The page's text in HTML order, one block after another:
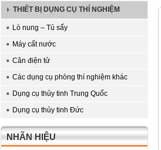
THIẾT BỊ DỤNG CỤ THÍ NGHIỆM
Lò nung – Tủ sấy
Máy cất nước
Cân điện tử
Các dụng cụ phòng thí nghiệm khác
Dụng cụ thủy tinh Trung Quốc
Dụng cụ thủy tinh Đức
NHÃN HIỆU